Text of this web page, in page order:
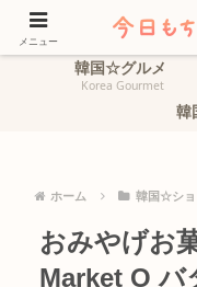
ホーム
HOME
韓国☆グルメ
Korea Gourmet
韓
ホーム 韓国☆ショ
おみやげお
Market O バ
メニュー